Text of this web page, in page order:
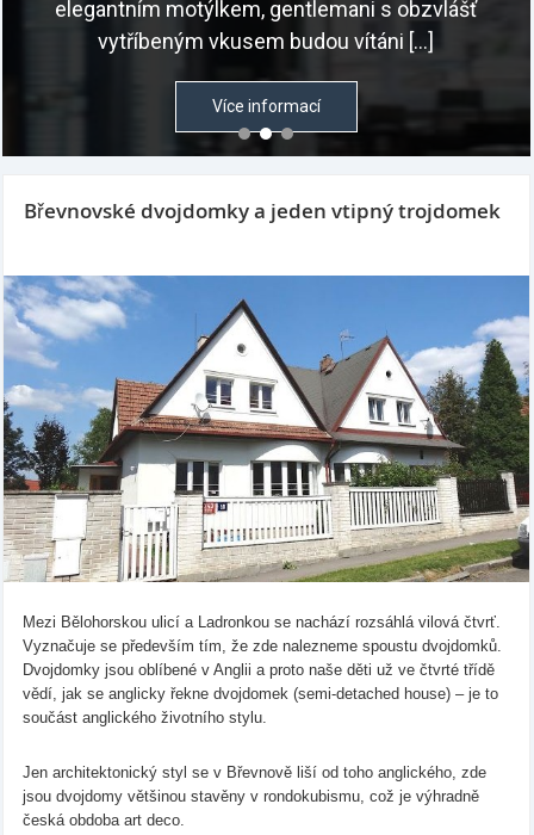
elegantním motýlkem, gentlemani s obzvlášť
vytříbeným vkusem budou vítáni […]
Více informací
Břevnovské dvojdomky a jeden vtipný trojdomek
Mezi Bělohorskou ulicí a Ladronkou se nachází rozsáhlá vilová čtvrť.
Vyznačuje se především tím, že zde nalezneme spoustu dvojdomků.
Dvojdomky jsou oblíbené v Anglii a proto naše děti už ve čtvrté třídě
vědí, jak se anglicky řekne dvojdomek (semi-detached house) – je to
součást anglického životního stylu.
Jen architektonický styl se v Břevnově liší od toho anglického, zde
jsou dvojdomy většinou stavěny v rondokubismu, což je výhradně
česká obdoba art deco.